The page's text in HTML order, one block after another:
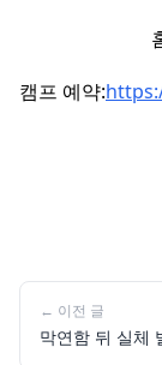
캠프 예약:
← 이전 글
막연함 뒤 실체